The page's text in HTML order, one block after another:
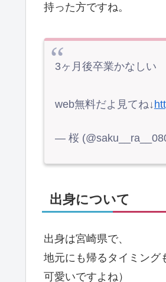
持った方ですね。
3ヶ月後卒業かなしい
web無料だよ見てね↓
— 桜
出身について
出身は宮崎県で、
地元にも帰るタイミング
可愛いですよね）